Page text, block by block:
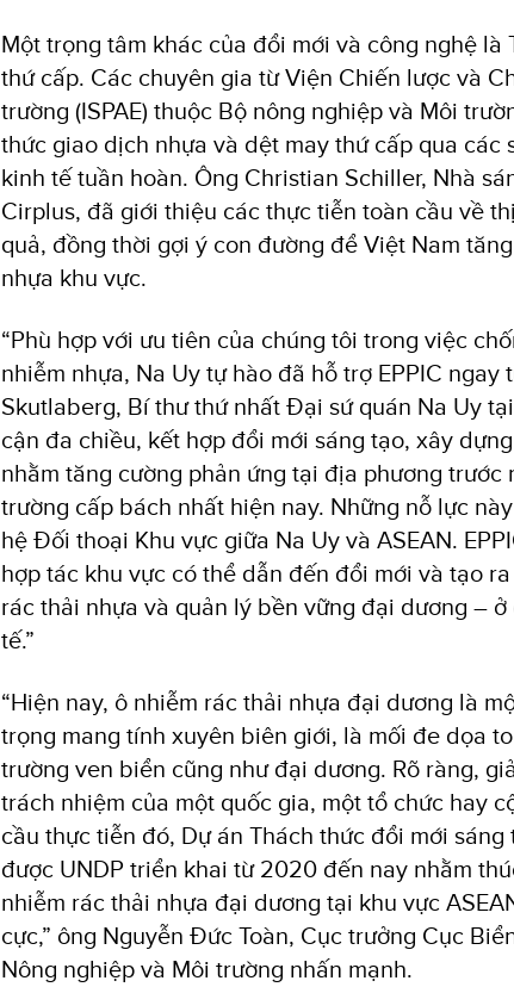
Một trọng tâm khác của đổi mới và công nghệ
thứ cấp. Các chuyên gia từ Viện Chiến lược và
trường (ISPAE) thuộc Bộ nông nghiệp và Môi
thức giao dịch nhựa và dệt may thứ cấp qua
kinh tế tuần hoàn. Ông Christian Schiller, Nhà
Cirplus, đã giới thiệu các thực tiễn toàn cầu về
quả, đồng thời gợi ý con đường để Việt Nam
nhựa khu vực.
“Phù hợp với ưu tiên của chúng tôi trong việc
nhiễm nhựa, Na Uy tự hào đã hỗ trợ EPPIC ngay
Skutlaberg, Bí thư thứ nhất Đại sứ quán Na Uy
cận đa chiều, kết hợp đổi mới sáng tạo, xây
nhằm tăng cường phản ứng tại địa phương
trường cấp bách nhất hiện nay. Những nỗ lực
hệ Đối thoại Khu vực giữa Na Uy và ASEAN.
hợp tác khu vực có thể dẫn đến đổi mới và tạo
rác thải nhựa và quản lý bền vững đại dương –
tế.”
“Hiện nay, ô nhiễm rác thải nhựa đại dương là
trọng mang tính xuyên biên giới, là mối đe dọa
trường ven biển cũng như đại dương. Rõ ràng,
trách nhiệm của một quốc gia, một tổ chức hay
cầu thực tiễn đó, Dự án Thách thức đổi mới sáng
được UNDP triển khai từ 2020 đến nay nhằm
nhiễm rác thải nhựa đại dương tại khu vực
cực,” ông Nguyễn Đức Toàn, Cục trưởng Cục
Nông nghiệp và Môi trường nhấn mạnh.